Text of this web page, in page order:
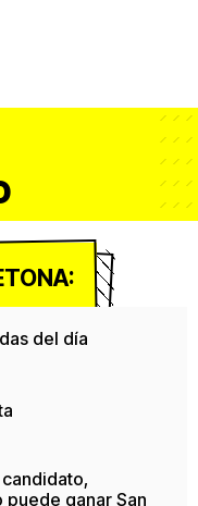
del día
ganar San